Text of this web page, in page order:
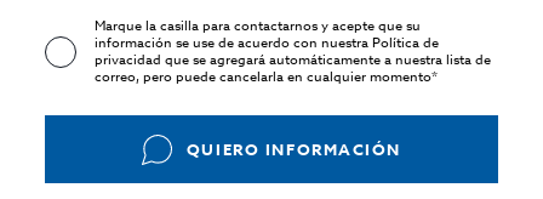
Marque la casilla para contactarnos y acepte que su
información se use de acuerdo con nuestraPolítica de
privacidadque se agregará automáticamente a nuestra lista de
correo, pero puede cancelarla en cualquier momento*
QUIERO INFORMACIÓN